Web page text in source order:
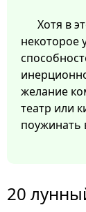
Хотя в
некоторое
желание
театр или
поужинать
20